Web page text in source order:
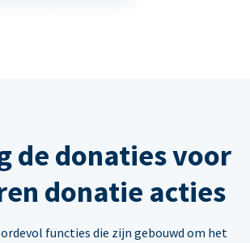
de donaties voor
donatie acties
functies die zijn gebouwd om het